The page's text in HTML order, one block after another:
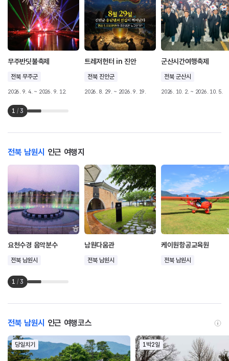
무주반딧불축제
전북 무주군
2026. 9. 4. ~ 2026. 9. 12.
트레저헌터 in 진안
전북 진안군
2026. 8. 29. ~ 2026. 9. 19.
군산시간여행축제
전북 군산시
2026. 10. 2. ~ 2026. 10. 5.
1 / 3
전북 남원시 인근 여행지
요천수경 음악분수
전북 남원시
남원다움관
전북 남원시
케이원항공교육원
전북 남원시
1 / 3
전북 남원시 인근 여행코스
당일치기 1박2일